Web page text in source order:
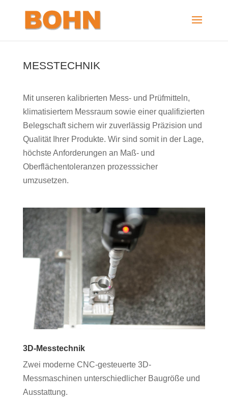
MESSTECHNIK
Mit unseren kalibrierten Mess- und Prüfmitteln,
klimatisiertem Messraum sowie einer qualifizierten
Belegschaft sichern wir zuverlässig Präzision und
Qualität Ihrer Produkte. Wir sind somit in der Lage,
höchste Anforderungen an Maß- und
Oberflächentoleranzen prozesssicher
umzusetzen.
3D-Messtechnik
Zwei moderne CNC-gesteuerte 3D-
Messmaschinen unterschiedlicher Baugröße und
Ausstattung.